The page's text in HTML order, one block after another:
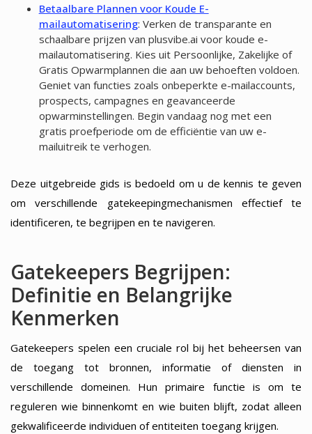
Betaalbare Plannen voor Koude E-
mailautomatisering: Verken de transparante en
schaalbare prijzen van plusvibe.ai voor koude e-
mailautomatisering. Kies uit Persoonlijke, Zakelijke of
Gratis Opwarmplannen die aan uw behoeften voldoen.
Geniet van functies zoals onbeperkte e-mailaccounts,
prospects, campagnes en geavanceerde
opwarminstellingen. Begin vandaag nog met een
gratis proefperiode om de efficiëntie van uw e-
mailuitreik te verhogen.
Deze uitgebreide gids is bedoeld om u de kennis te geven
om verschillende gatekeepingmechanismen effectief te
identificeren, te begrijpen en te navigeren.
Gatekeepers Begrijpen:
Definitie en Belangrijke
Kenmerken
Gatekeepers spelen een cruciale rol bij het beheersen van
de toegang tot bronnen, informatie of diensten in
verschillende domeinen. Hun primaire functie is om te
reguleren wie binnenkomt en wie buiten blijft, zodat alleen
gekwalificeerde individuen of entiteiten toegang krijgen.